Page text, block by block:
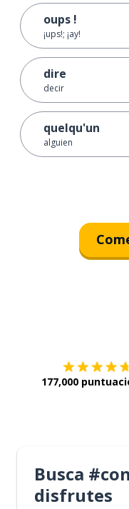
oups !
¡ups!; ¡ay!
dire
decir
quelqu'un
alguien
177,000
Busca
disfrutes